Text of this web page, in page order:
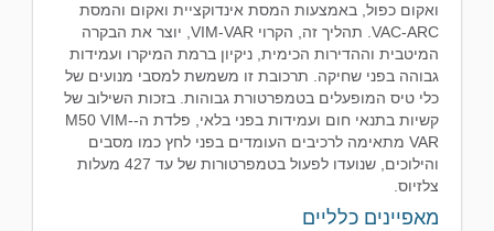
ואקום כפול, באמצעות המסת אינדוקציית ואקום והמסת
VAC-ARC. תהליך זה, הקרוי VIM-VAR, יוצר את הבקרה
המיטבית וההדירות הכימית, ניקיון ברמת המיקרו ועמידות
גבוהה בפני שחיקה. תרכובת זו משמשת למסבי מנועים של
כלי טיס המופעלים בטמפרטורת גבוהות. בזכות השילוב של
קשיות בתנאי חום ועמידות בפני בלאי, פלדת ה-M50 VIM-
VAR מתאימה לרכיבים העומדים בפני לחץ כמו מסבים
והילוכים, שנועדו לפעול בטמפרטורות של עד 427 מעלות
צלזיוס.
מאפיינים כלליים